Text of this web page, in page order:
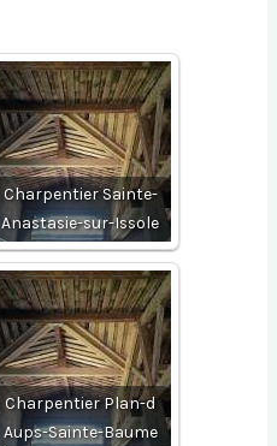
Charpentier Sainte-
Anastasie-sur-Issole
Charpentier Plan-d
Aups-Sainte-Baume